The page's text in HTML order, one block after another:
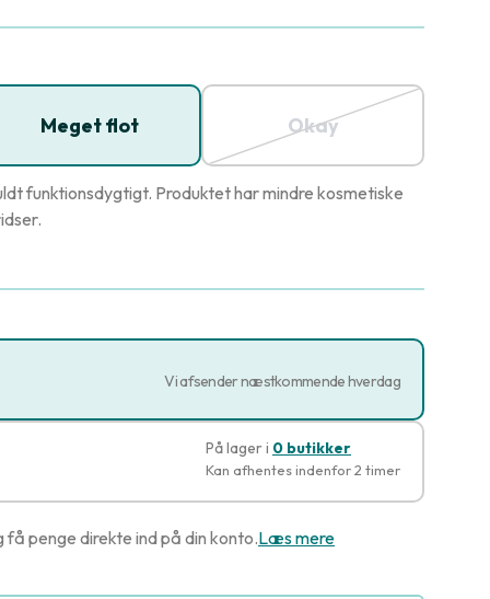
Meget flot Okay
funktionsdygtigt. Produktet har mindre kosmetiske
Vi afsender næstkommende hverdag
På lager i 0 butikker
Kan afhentes indenfor 2 timer
penge direkte ind på din konto.Læs mere